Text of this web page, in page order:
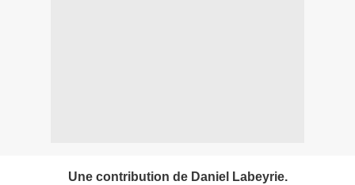
Une contribution de Daniel Labeyrie.